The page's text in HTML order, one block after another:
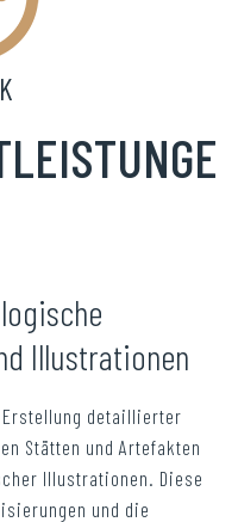
Illustrationen
Erstellung detaillierter
Stätten und Artefakten
Illustrationen. Diese
und die